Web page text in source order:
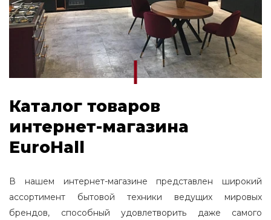
Каталог товаров
интернет-магазина
EuroHall
В нашем интернет-магазине представлен широкий
ассортимент бытовой техники ведущих мировых
брендов, способный удовлетворить даже самого